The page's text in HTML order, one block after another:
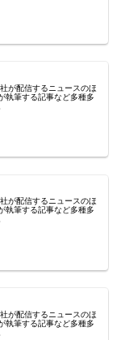
が配信するニュースのほ
執筆する記事など多種多
が配信するニュースのほ
執筆する記事など多種多
が配信するニュースのほ
執筆する記事など多種多